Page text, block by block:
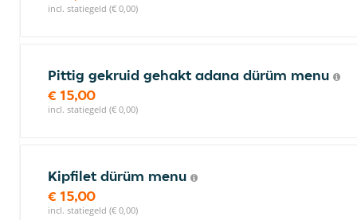
incl. statiegeld (€ 0,00)
Pittig gekruid gehakt adana dürüm menu
€ 15,00
incl. statiegeld (€ 0,00)
Kipfilet dürüm menu
€ 15,00
incl. statiegeld (€ 0,00)